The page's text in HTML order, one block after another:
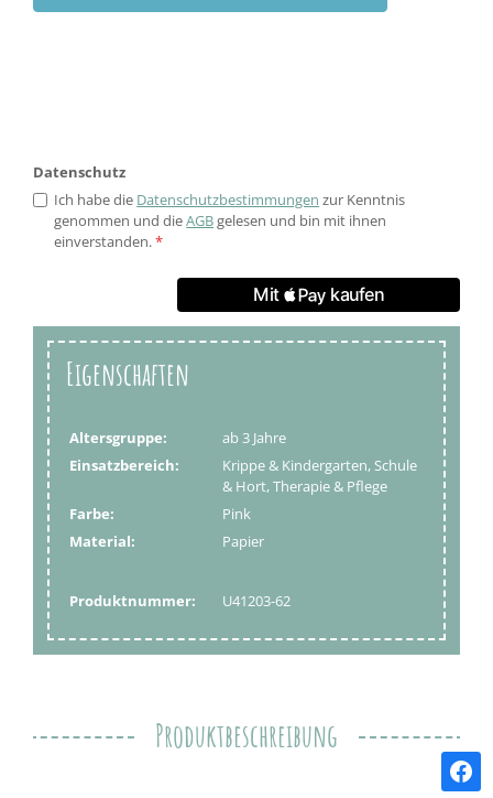
Datenschutz
Ich habe die Datenschutzbestimmungen zur Kenntnis
genommen und dieAGBgelesen und bin mit ihnen
einverstanden.*
Eigenschaften
Altersgruppe:
ab 3 Jahre
Einsatzbereich:
Krippe & Kindergarten, Schule
& Hort, Therapie & Pflege
Farbe:
Pink
Material:
Papier
Produktnummer: U41203-62
Produktbeschreibung